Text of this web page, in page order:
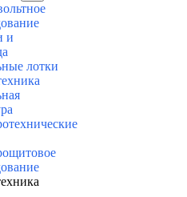
и
лотки